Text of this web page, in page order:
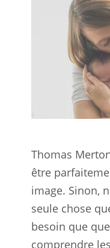
Thomas
être
image. Sinon,
seule chose
besoin que
comprendre